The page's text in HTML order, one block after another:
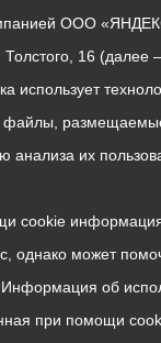
ООО
16 (далее
использует
файлы,
анализа их
cookie
однако может
Информация об
при помощи